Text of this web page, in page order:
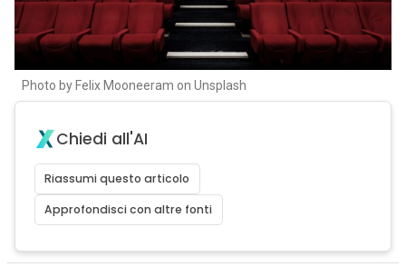
Photo by Felix Mooneeram on Unsplash
Chiedi all'AI
Riassumi questo articolo
Approfondisci con altre fonti